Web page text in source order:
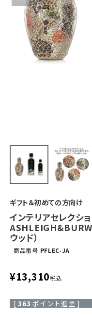
ギフト＆初めての方向け
インテリアセレク
ウッド）
商品番号 PFLEC-JA
¥13,310税込
[ 363 ポイント進呈 ]